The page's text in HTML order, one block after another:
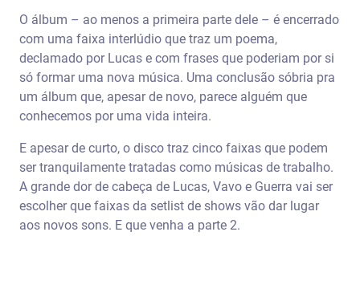
O álbum – ao menos a primeira parte dele – é encerrado
com uma faixa interlúdio que traz um poema,
declamado por Lucas e com frases que poderiam por si
só formar uma nova música. Uma conclusão sóbria pra
um álbum que, apesar de novo, parece alguém que
conhecemos por uma vida inteira.
E apesar de curto, o disco traz cinco faixas que podem
ser tranquilamente tratadas como músicas de trabalho.
A grande dor de cabeça de Lucas, Vavo e Guerra vai ser
escolher que faixas da setlist de shows vão dar lugar
aos novos sons. E que venha a parte 2.